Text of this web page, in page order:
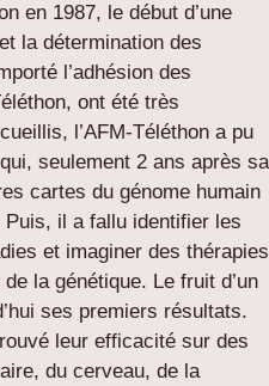
en 1987, le début d’une
la détermination des
l’adhésion des
ont été très
l’AFM-Téléthon a pu
seulement 2 ans après sa
cartes du génome humain
il a fallu identifier les
et imaginer des thérapies
la génétique. Le fruit d’un
ses premiers résultats.
leur efficacité sur des
du cerveau, de la